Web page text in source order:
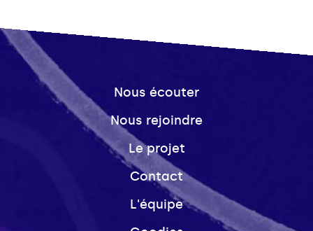
Nous écouter
Nous rejoindre
Le projet
Contact
L'équipe